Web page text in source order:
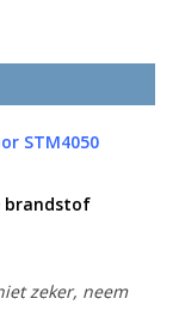
STM4050
brandstof
zeker, neem